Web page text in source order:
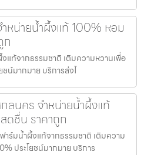
ำหน่ายน้ำผึ้งแท้ 100% หอม
ก
แท้จากธรรมชาติ เติมความหวานเพื่อ
น์มากมาย บริการส่งไ
ลนคร จำหน่ายน้ำผึ้งแท้
ดชื่น ราคาถูก
ร์มน้ำผึ้งแท้จากธรรมชาติ เติมความ
ประโยชน์มากมาย บริการ